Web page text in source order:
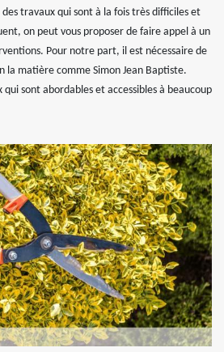
travaux qui sont à la fois très difficiles et
on peut vous proposer de faire appel à un
Pour notre part, il est nécessaire de
la matière comme Simon Jean Baptiste.
qui sont abordables et accessibles à beaucoup